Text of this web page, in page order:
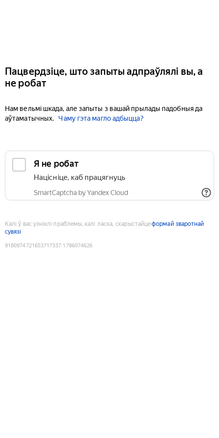
Пацвердзіце, што запыты адпраўлялі вы, а
не робат
Нам вельмі шкада, але запыты з вашай прылады падобныя да
аўтаматычных.
Чаму гэта магло адбыцца?
Я не робат
Націсніце, каб працягнуць
SmartCaptcha by Yandex Cloud
Калі ў вас узніклі праблемы, калі ласка, скарыстайцеформай зваротнай
сувязі
9180974721653717337:1786074626